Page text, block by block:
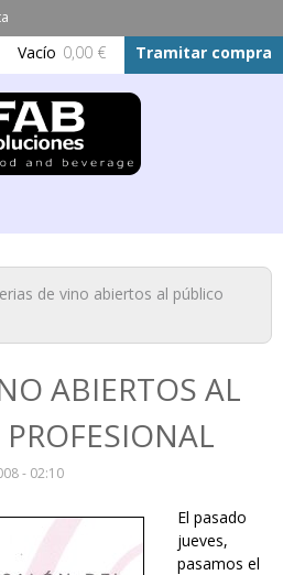
Vacío 0,00 € Tramitar compra
usted aquí
de vino abiertos al público
ABIERTOS AL
- 02:10
El pasado
jueves,
pasamos el